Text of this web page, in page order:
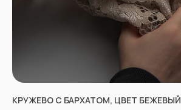
КРУЖЕВО С БАРХАТОМ, ЦВЕТ БЕЖЕВЫЙ